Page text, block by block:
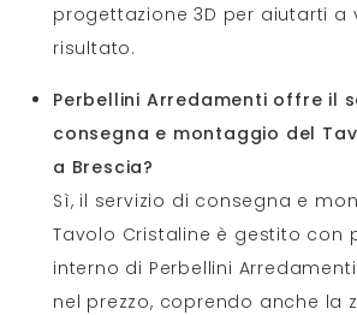
progettazione 3D per aiutarti a
risultato.
Perbellini Arredamenti offre il
consegna e montaggio del
a Brescia?
Sì, il servizio di consegna e
Tavolo Cristaline è gestito con
interno di Perbellini
nel prezzo, coprendo anche la